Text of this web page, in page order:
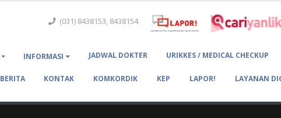
(031) 8438153, 8438154
INFORMASI JADWAL DOKTER URIKKES / MEDICAL CHECKUP
BERITA KONTAK KOMKORDIK KEP LAPOR! LAYANAN